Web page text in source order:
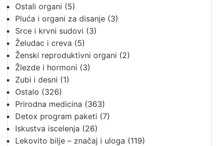
Ostali organi (5)
Pluća i organi za disanje (3)
Srce i krvni sudovi (3)
Želudac i creva (5)
Ženski reproduktivni organi (2)
Žlezde i hormoni (3)
Zubi i desni (1)
Ostalo (326)
Prirodna medicina (363)
Detox program paketi (7)
Iskustva iscelenja (26)
Lekovito bilje – značaj i uloga (119)